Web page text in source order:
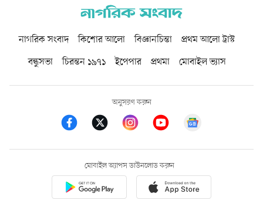
নাগরিক সংবাদ কিশোর আলো বিজ্ঞানচিন্তা
প্রথম আলো ট্রাস্ট
বন্ধুসভা
চিরন্তন ১৯৭১ ইপেপার প্রথমা মোবাইল ভ্যাস
অনুসরণ করুন
মোবাইল অ্যাপস ডাউনলোড করুন